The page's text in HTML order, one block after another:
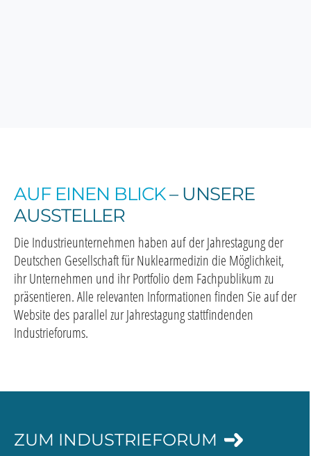
AUF EINEN BLICK– UNSERE
AUSSTELLER
Die Industrieunternehmen haben auf der Jahrestagung der
Deutschen Gesellschaft für Nuklearmedizin die Möglichkeit,
ihr Unternehmen und ihr Portfolio dem Fachpublikum zu
präsentieren. Alle relevanten Informationen finden Sie auf der
Website des parallel zur Jahrestagung stattfindenden
Industrieforums.
ZUM INDUSTRIEFORUM